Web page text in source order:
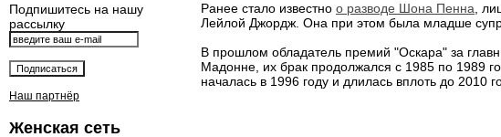
Подпишитесь на нашу
рассылку
Наш партнёр
Женская сеть
Ранее стало известно о разводе Шона Пенна ,
Лейлой Джордж. Она при этом была младше
В прошлом обладатель премий "Оскара" за
Мадонне, их брак продолжался с 1985 по 1989
началась в 1996 году и длилась вплоть до 2010